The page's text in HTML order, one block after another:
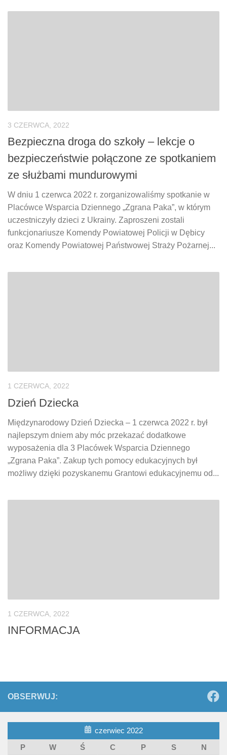
3 CZERWCA, 2022
Bezpieczna droga do szkoły – lekcje o
bezpieczeństwie połączone ze spotkaniem
ze służbami mundurowymi
W dniu 1 czerwca 2022 r. zorganizowaliśmy spotkanie w
Placówce Wsparcia Dziennego „Zgrana Paka”, w którym
uczestniczyły dzieci z Ukrainy. Zaproszeni zostali
funkcjonariusze Komendy Powiatowej Policji w Dębicy
oraz Komendy Powiatowej Państwowej Straży Pożarnej...
1 CZERWCA, 2022
Dzień Dziecka
Międzynarodowy Dzień Dziecka – 1 czerwca 2022 r. był
najlepszym dniem aby móc przekazać dodatkowe
wyposażenia dla 3 Placówek Wsparcia Dziennego
„Zgrana Paka”. Zakup tych pomocy edukacyjnych był
możliwy dzięki pozyskanemu Grantowi edukacyjnemu od...
1 CZERWCA, 2022
INFORMACJA
OBSERWUJ:
czerwiec 2022
P
W Ś C P S
N